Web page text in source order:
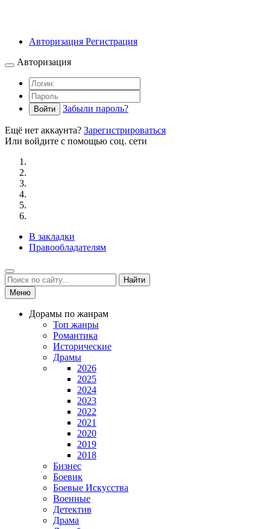
Авторизация Регистрация
Авторизация
Войти Забыли пароль?
Ещё нет аккаунта? Зарегистрироваться
Или войдите с помощью соц. сети
В закладки
Правообладателям
Найти
Меню
Дорамы по жанрам
Топ жанры
Романтика
Исторические
Драмы
2026
2025
2024
2023
2022
2021
2020
2019
2018
Бизнес
Боевик
Боевые Искусства
Военные
Детектив
Драма